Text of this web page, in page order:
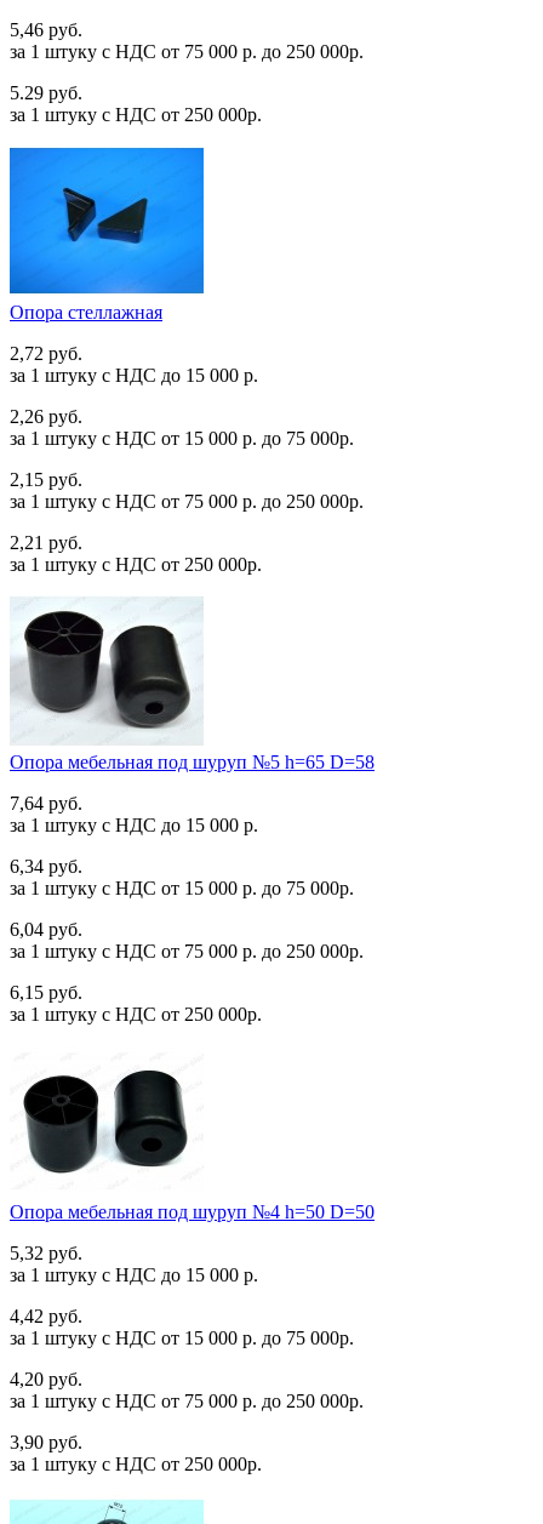
5,46 руб.
за 1 штуку c НДС от 75 000 р. до 250 000р.
5.29 руб.
за 1 штуку c НДС от 250 000р.
Опора стеллажная
2,72 руб.
за 1 штуку c НДС до 15 000 р.
2,26 руб.
за 1 штуку c НДС от 15 000 р. до 75 000р.
2,15 руб.
за 1 штуку c НДС от 75 000 р. до 250 000р.
2,21 руб.
за 1 штуку c НДС от 250 000р.
Опора мебельная под шуруп №5 h=65 D=58
7,64 руб.
за 1 штуку c НДС до 15 000 р.
6,34 руб.
за 1 штуку c НДС от 15 000 р. до 75 000р.
6,04 руб.
за 1 штуку c НДС от 75 000 р. до 250 000р.
6,15 руб.
за 1 штуку c НДС от 250 000р.
Опора мебельная под шуруп №4 h=50 D=50
5,32 руб.
за 1 штуку c НДС до 15 000 р.
4,42 руб.
за 1 штуку c НДС от 15 000 р. до 75 000р.
4,20 руб.
за 1 штуку c НДС от 75 000 р. до 250 000р.
3,90 руб.
за 1 штуку c НДС от 250 000р.